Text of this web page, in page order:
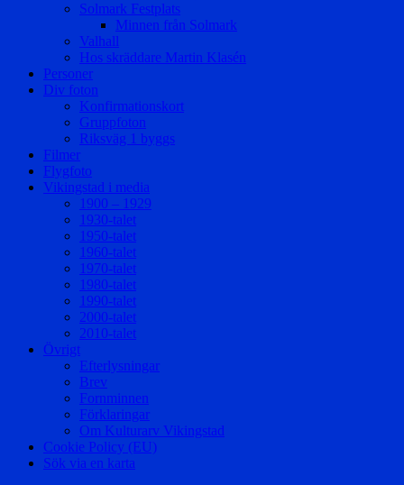
Solmark Festplats
Minnen från Solmark
Valhall
Hos skräddare Martin Klasén
Personer
Div foton
Konfirmationskort
Gruppfoton
Riksväg 1 byggs
Filmer
Flygfoto
Vikingstad i media
1900 – 1929
1930-talet
1950-talet
1960-talet
1970-talet
1980-talet
1990-talet
2000-talet
2010-talet
Övrigt
Efterlysningar
Brev
Fornminnen
Förklaringar
Om Kulturarv Vikingstad
Cookie Policy (EU)
Sök via en karta